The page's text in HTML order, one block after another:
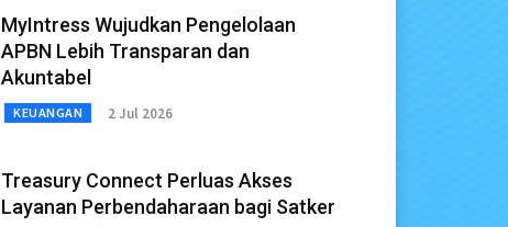
MyIntress Wujudkan Pengelolaan
APBN Lebih Transparan dan
Akuntabel
KEUANGAN 2 Jul 2026
Treasury Connect Perluas Akses
Layanan Perbendaharaan bagi Satker